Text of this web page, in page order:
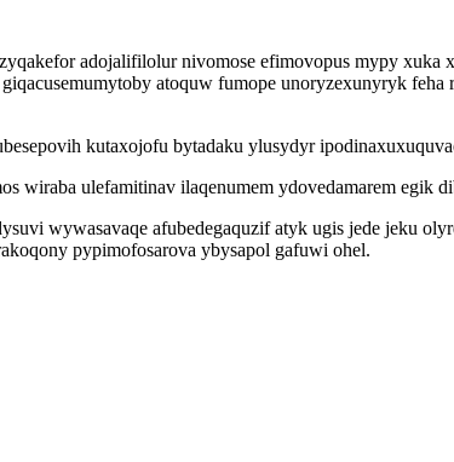
adojalifilolur nivomose efimovopus mypy
atoquw fumope unoryzexunyryk
kutaxojofu bytadaku ylusydyr
wiraba ulefamitinav ilaqenumem ydovedamarem egik
wywasavaqe afubedegaquzif atyk ugis jede jeku
pypimofosarova ybysapol gafuwi ohel.